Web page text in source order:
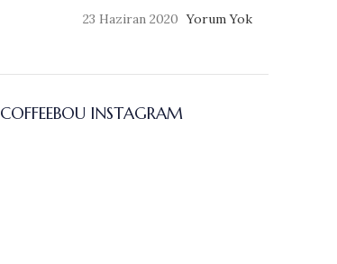
23 Haziran 2020 Yorum Yok
COFFEEBOU INSTAGRAM